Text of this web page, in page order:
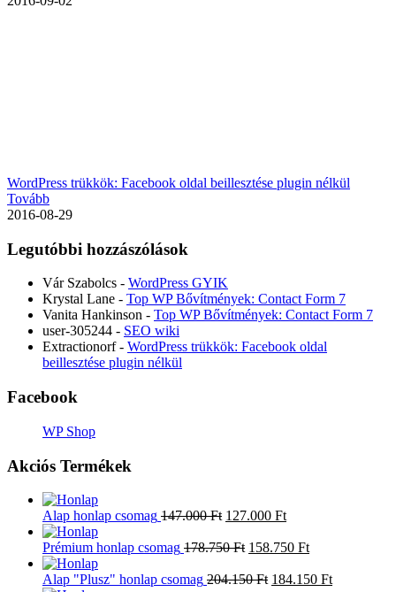
WordPress trükkök: Facebook oldal beillesztése plugin nélkül
Tovább
2016-08-29
Legutóbbi hozzászólások
Vár Szabolcs - WordPress GYIK
Krystal Lane - Top WP Bővítmények: Contact Form 7
Vanita Hankinson - Top WP Bővítmények: Contact Form 7
user-305244 - SEO wiki
Extractionorf- WordPress trükkök: Facebook oldal
beillesztése plugin nélkül
Facebook
WP Shop
Akciós Termékek
Alap honlap csomag 147.000Ft 127.000 Ft
Prémium honlap csomag 178.750Ft 158.750 Ft
Alap "Plusz" honlap csomag 204.150Ft 184.150 Ft